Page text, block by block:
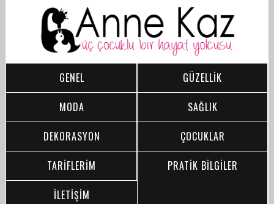
GENEL
GÜZELLİK
MODA
SAĞLIK
DEKORASYON
ÇOCUKLAR
TARİFLERİM
PRATİK BİLGİLER
İLETİŞİM